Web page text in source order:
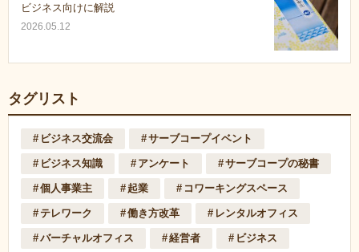
ビジネス向けに解説
2026.05.12
タグリスト
ビジネス交流会 サーブコープイベント
ビジネス知識 アンケート サーブコープの秘書
個人事業主 起業 コワーキングスペース
テレワーク 働き方改革 レンタルオフィス
バーチャルオフィス 経営者 ビジネス